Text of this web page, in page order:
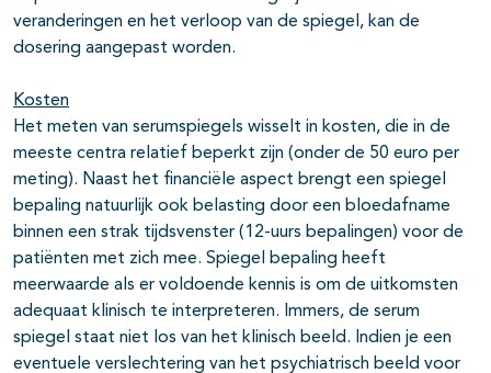
veranderingen en het verloop van de spiegel, kan de
dosering aangepast worden.
Kosten
Het meten van serumspiegels wisselt in kosten, die in de
meeste centra relatief beperkt zijn (onder de 50 euro per
meting). Naast het financiële aspect brengt een spiegel
bepaling natuurlijk ook belasting door een bloedafname
binnen een strak tijdsvenster (12-uurs bepalingen) voor de
patiënten met zich mee. Spiegel bepaling heeft
meerwaarde als er voldoende kennis is om de uitkomsten
adequaat klinisch te interpreteren. Immers, de serum
spiegel staat niet los van het klinisch beeld. Indien je een
eventuele verslechtering van het psychiatrisch beeld voor